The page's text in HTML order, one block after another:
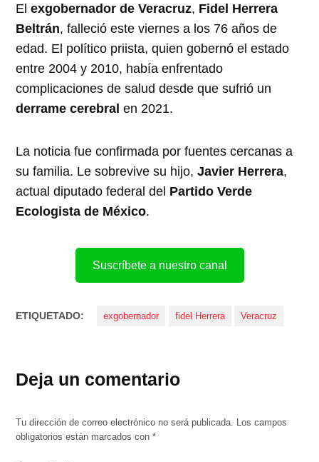
Elexgobernador de Veracruz, Fidel Herrera
Beltrán, falleció este viernes a los 76 años de
edad. El político priista, quien gobernó el estado
entre 2004 y 2010, había enfrentado
complicaciones de salud desde que sufrió un
derrame cerebral en 2021.
La noticia fue confirmada por fuentes cercanas a
su familia. Le sobrevive su hijo,Javier Herrera,
actual diputado federal del Partido Verde
Ecologista de México.
Suscríbete a nuestro canal
ETIQUETADO: exgobernador fidel Herrera Veracruz
Deja un comentario
Tu dirección de correo electrónico no será publicada. Los campos
obligatorios están marcados con*